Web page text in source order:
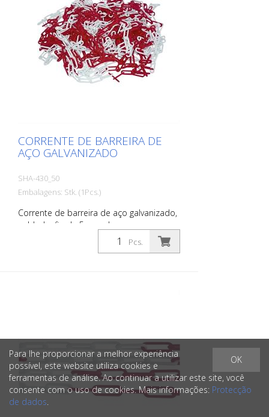
CORRENTE DE BARREIRA DE
AÇO GALVANIZADO
SHA-430_50
Embalagens: Stk. (1Pcs.)
Corrente de barreira de aço galvanizado,
soldado, fio de 5 mm de espessura,
Pcs.
OK
Para lhe proporcionar a melhor experiência
possível, este website utiliza cookies e
ferramentas de análise. Ao continuar a utilizar este site, você
consente com o uso de cookies. Mais informações: Protecção
de dados.